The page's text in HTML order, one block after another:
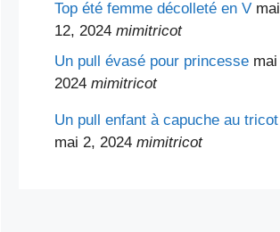
Top été femme décolleté en V mai
12, 2024 mimitricot
Un pull évasé pour princesse
2024 mimitricot
Un pull enfant à capuche au tricot
mai 2, 2024 mimitricot